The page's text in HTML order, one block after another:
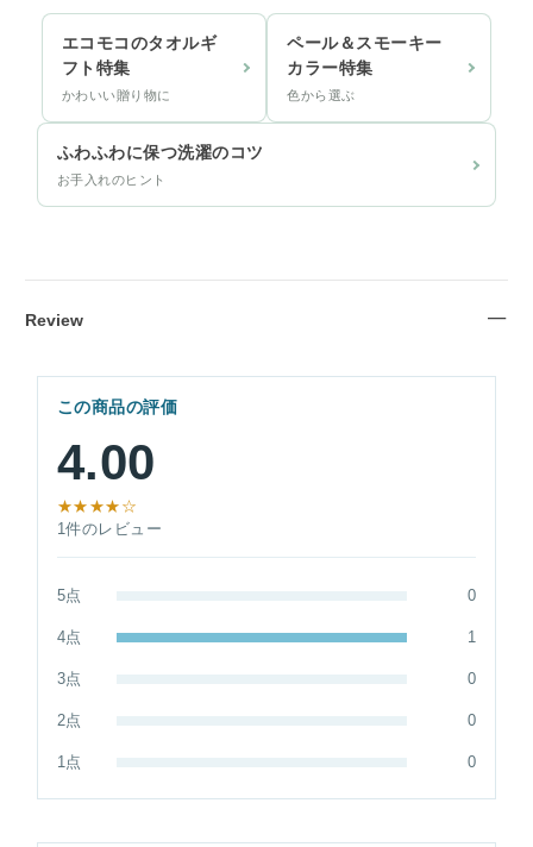
エコモコのタオルギ
フト特集
かわいい贈り物に
ペール＆スモーキー
カラー特集
色から選ぶ
ふわふわに保つ洗濯のコツ
お手入れのヒント
Review
この商品の評価
4.00
★★★★☆
1件のレビュー
5点 0
4点 1
3点 0
2点 0
1点 0